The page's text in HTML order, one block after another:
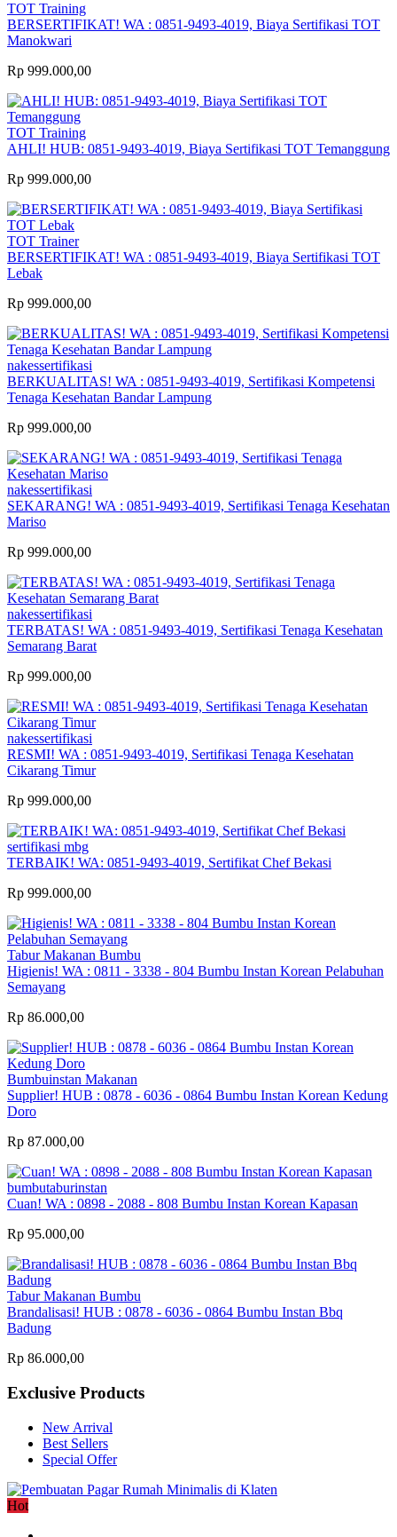
TOT Training
BERSERTIFIKAT! WA : 0851-9493-4019, Biaya Sertifikasi TOT
Manokwari
Rp 999.000,00
TOT Training
AHLI! HUB: 0851-9493-4019, Biaya Sertifikasi TOT Temanggung
Rp 999.000,00
TOT Trainer
BERSERTIFIKAT! WA : 0851-9493-4019, Biaya Sertifikasi TOT
Lebak
Rp 999.000,00
nakessertifikasi
BERKUALITAS! WA : 0851-9493-4019, Sertifikasi Kompetensi
Tenaga Kesehatan Bandar Lampung
Rp 999.000,00
nakessertifikasi
SEKARANG! WA : 0851-9493-4019, Sertifikasi Tenaga Kesehatan
Mariso
Rp 999.000,00
nakessertifikasi
TERBATAS! WA : 0851-9493-4019, Sertifikasi Tenaga Kesehatan
Semarang Barat
Rp 999.000,00
nakessertifikasi
RESMI! WA : 0851-9493-4019, Sertifikasi Tenaga Kesehatan
Cikarang Timur
Rp 999.000,00
sertifikasi mbg
TERBAIK! WA: 0851-9493-4019, Sertifikat Chef Bekasi
Rp 999.000,00
Tabur Makanan Bumbu
Higienis! WA : 0811 - 3338 - 804 Bumbu Instan Korean Pelabuhan
Semayang
Rp 86.000,00
Bumbuinstan Makanan
Supplier! HUB : 0878 - 6036 - 0864 Bumbu Instan Korean Kedung
Doro
Rp 87.000,00
bumbutaburinstan
Cuan! WA : 0898 - 2088 - 808 Bumbu Instan Korean Kapasan
Rp 95.000,00
Tabur Makanan Bumbu
Brandalisasi! HUB : 0878 - 6036 - 0864 Bumbu Instan Bbq
Badung
Rp 86.000,00
Exclusive Products
New Arrival
Best Sellers
Special Offer
Hot